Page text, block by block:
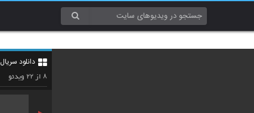
دانلود
۸ از ۲۲ ویدئو
7